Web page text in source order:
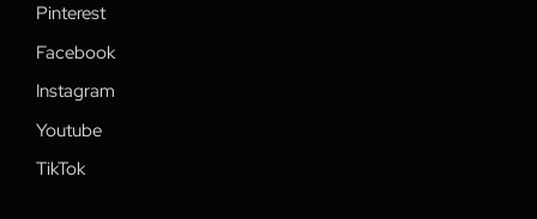
Pinterest
Facebook
Instagram
Youtube
TikTok